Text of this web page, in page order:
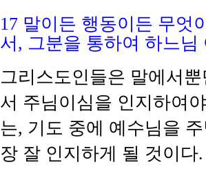
17 말이든 행동이든 무엇
서, 그분을 통하여 하느
그리스도인들은 말에서
서 주님이심을 인지하여야
는, 기도 중에 예수님을
장 잘 인지하게 될 것이다